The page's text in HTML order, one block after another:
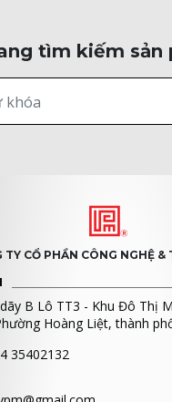
tìm kiếm sản
TY CỔ PHẦN CÔNG NGHỆ &
B Lô TT3 - Khu Đô Thị
Hoàng Liệt, thành
35402132